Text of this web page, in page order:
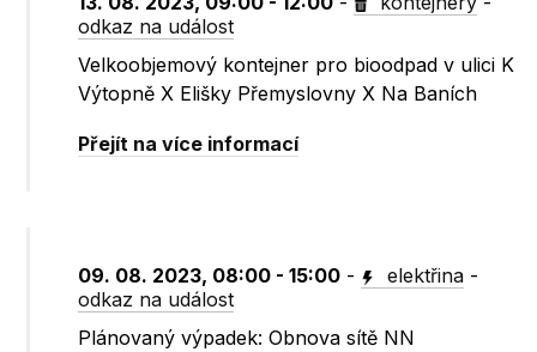
odkaz na událost
Velkoobjemový kontejner pro bioodpad v ulici K
Výtopně X Elišky Přemyslovny X Na Baních
Přejít na více informací
09. 08. 2023, 08:00 - 15:00 - elektřina -
odkaz na událost
Plánovaný výpadek: Obnova sítě NN